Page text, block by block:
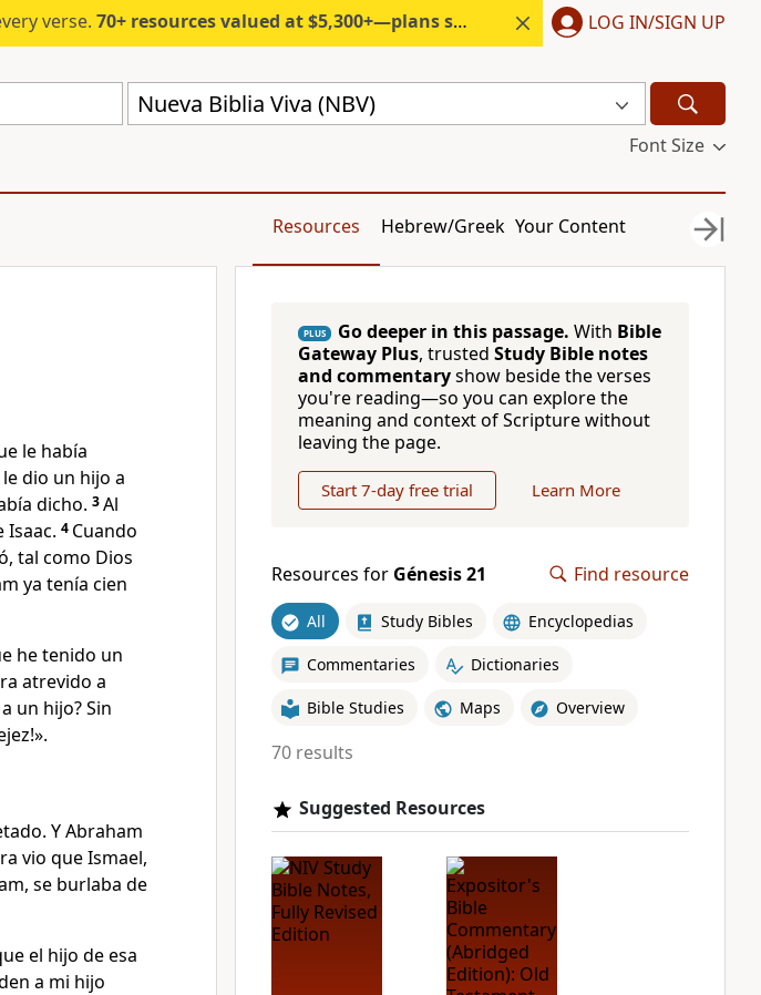
verse. 70+ resources valued at $5,300+—plans start under $6/month. LOG IN/SIGN UP
Nueva Biblia Viva (NBV)
Font Size
Resources Hebrew/Greek Your Content
le había
dio un hijo a
dicho. 3Al
Isaac. 4 Cuando
tal como Dios
ya tenía cien
he tenido un
atrevido a
un hijo? Sin
Y Abraham
vio que Ismael,
se burlaba de
el hijo de esa
a mi hijo
PLUS Go deeper in this passage. With Bible
Gateway Plus, trusted Study Bible notes
and commentaryshow beside the verses
you're reading—so you can explore the
meaning and context of Scripture without
leaving the page.
Start 7-day free trial Learn More
Resources for Génesis 21 Find resource
All Study Bibles Encyclopedias
Commentaries Dictionaries
Bible Studies Maps Overview
70 results
Suggested Resources